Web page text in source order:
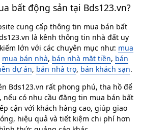
bất động sản tại Bds123.vn?
cung cấp thông tin mua bán bất
là kênh thông tin nhà đất uy
lớn với các chuyên mục như: mua
mua bán nhà, bán nhà mặt tiền, bán
dự án, bán nhà trọ, bán khách sạn.
Bds123.vn rất phong phú, tha hồ để
nếu có nhu cầu đăng tin mua bán bất
cận với khách hàng cao, giúp giao
hiệu quả và tiết kiệm chi phí hơn